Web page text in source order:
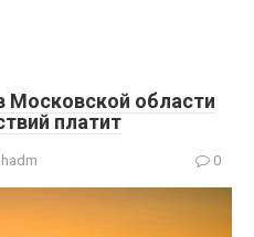
Московской области
платит
0